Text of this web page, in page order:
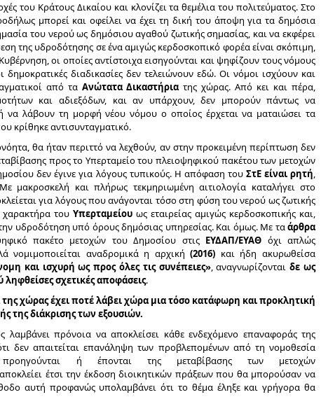
του Κράτους Δικαίου και κλονίζει τα θεμέλια του πολιτεύματος. Στο
μπορεί και οφείλει να έχει τη δική του άποψη για τα δημόσια
του νερού ως δημόσιου αγαθού ζωτικής σημασίας, και να εκφέρει
της υδροδότησης σε ένα αμιγώς κερδοσκοπικό φορέα είναι σκόπιμη,
οι οποίες αντίστοιχα εισηγούνται και ψηφίζουν τους νόμους
διαδικασίες δεν τελειώνουν εδώ. Οι νόμοι ισχύουν και
από τα Ανώτατα Δικαστήριατης χώρας. Από κει και πέρα,
και αδιεξόδων, και αν υπάρχουν, δεν μπορούν πάντως να
να λάβουν τη μορφή νέου νόμου ο οποίος έρχεται να ματαιώσει τα
κρίθηκε αντισυνταγματικό.
θα ήταν περιττό να λεχθούν, αν στην προκειμένη περίπτωση δεν
προς το Υπερταμείο του πλειοψηφικού πακέτου των μετοχών
δεν έγινε για λόγους τυπικούς. Η απόφαση του ΣτΕ είναι ρητή,
μακροσκελή και πλήρως τεκμηριωμένη αιτιολογία καταλήγει στο
για λόγους που ανάγονται τόσο στη φύση του νερού ως ζωτικής
του Υπερταμείου ως εταιρείας αμιγώς κερδοσκοπικής και,
υδροδότηση υπό όρους δημόσιας υπηρεσίας. Και όμως. Με ταάρθρα
πακέτο μετοχών του Δημοσίου στις ΕΥΔΑΠ/ΕΥΑΘ όχι απλώς
νομιμοποιείται αναδρομικά η αρχική (2016) και ήδη ακυρωθείσα
και ισχυρή ως προς όλες τις συνέπειες», αναγνωρίζονταιδε ως
ληφθείσες σχετικές αποφάσεις.
χώρας έχει ποτέ λάβει χώρα μια τόσο κατάφωρη και προκλητική
της διάκρισης των εξουσιών.
λαμβάνει πρόνοια να αποκλείσει κάθε ενδεχόμενο επαναφοράς της
δεν απαιτείται επανάληψη των προβλεπομένων από τη νομοθεσία
ή έπονται της μεταβίβασης των μετοχών
έτσι την έκδοση διοικητικών πράξεων που θα μπορούσαν να
αυτή προφανώς υπολαμβάνει ότι το θέμα έληξε και γρήγορα θα